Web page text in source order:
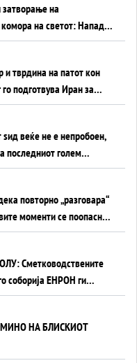
затворање на
на светот: Нападот
глобален енергетски
и тврдина на патот кон
подготвува Иран за
инвазија
ѕид веќе не е непробоен,
последниот голем
повторно „разговара“
моменти се поопасни
закани
Сметководствените
соборија ЕНРОН ги
за ВИ
НА БЛИСКИОТ